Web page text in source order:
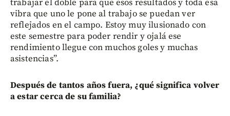
trabajar el doble para que esos resultados y toda esa
vibra que uno le pone al trabajo se puedan ver
reflejados en el campo. Estoy muy ilusionado con
este semestre para poder rendir y ojalá ese
rendimiento llegue con muchos goles y muchas
asistencias”.
Después de tantos años fuera, ¿qué significa volver
a estar cerca de su familia?